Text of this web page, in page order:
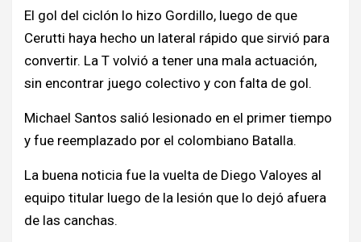
El gol del ciclón lo hizo Gordillo, luego de que
Cerutti haya hecho un lateral rápido que sirvió para
convertir. La T volvió a tener una mala actuación,
sin encontrar juego colectivo y con falta de gol.
Michael Santos salió lesionado en el primer tiempo
y fue reemplazado por el colombiano Batalla.
La buena noticia fue la vuelta de Diego Valoyes al
equipo titular luego de la lesión que lo dejó afuera
de las canchas.